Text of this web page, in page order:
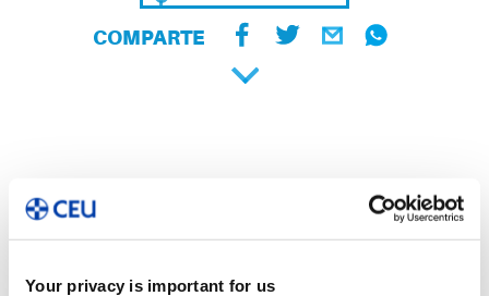
Your privacy is important for us
COMPARTE